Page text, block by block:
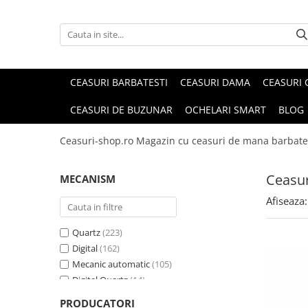
CEASURI BARBATESTI CEASURI DAMA CEASURI
CEASURI DE BUZUNAR OCHELARI SMART BLOG
Ceasuri-shop.ro Magazin cu ceasuri de mana
MECANISM
Quartz(223)
Digital(162)
Mecanic automatic(105)
Digital Quartz (14)
PRODUCATORI
Afiseaza: